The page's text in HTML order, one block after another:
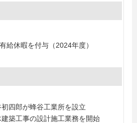
給休暇を付与（2024年度）
四郎が蜂谷工業所を設立
建築工事の設計施工業務を開始